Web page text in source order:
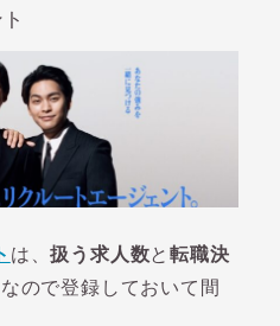
は、扱う求人数と転職決
ので登録しておいて間